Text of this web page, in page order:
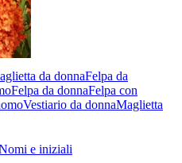
da donnaFelpa da
Felpa da donnaFelpa con
Vestiario da donnaMaglietta
e iniziali